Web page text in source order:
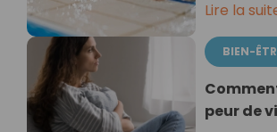
Lire la
BIEN-
peur de